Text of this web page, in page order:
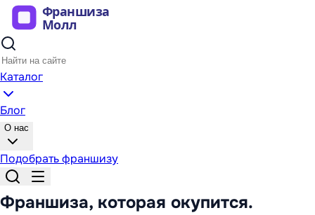
Каталог
Блог
О нас
Подобрать франшизу
Франшиза, которая окупится.